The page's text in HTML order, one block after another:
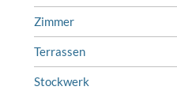
Zimmer
Terrassen
Stockwerk